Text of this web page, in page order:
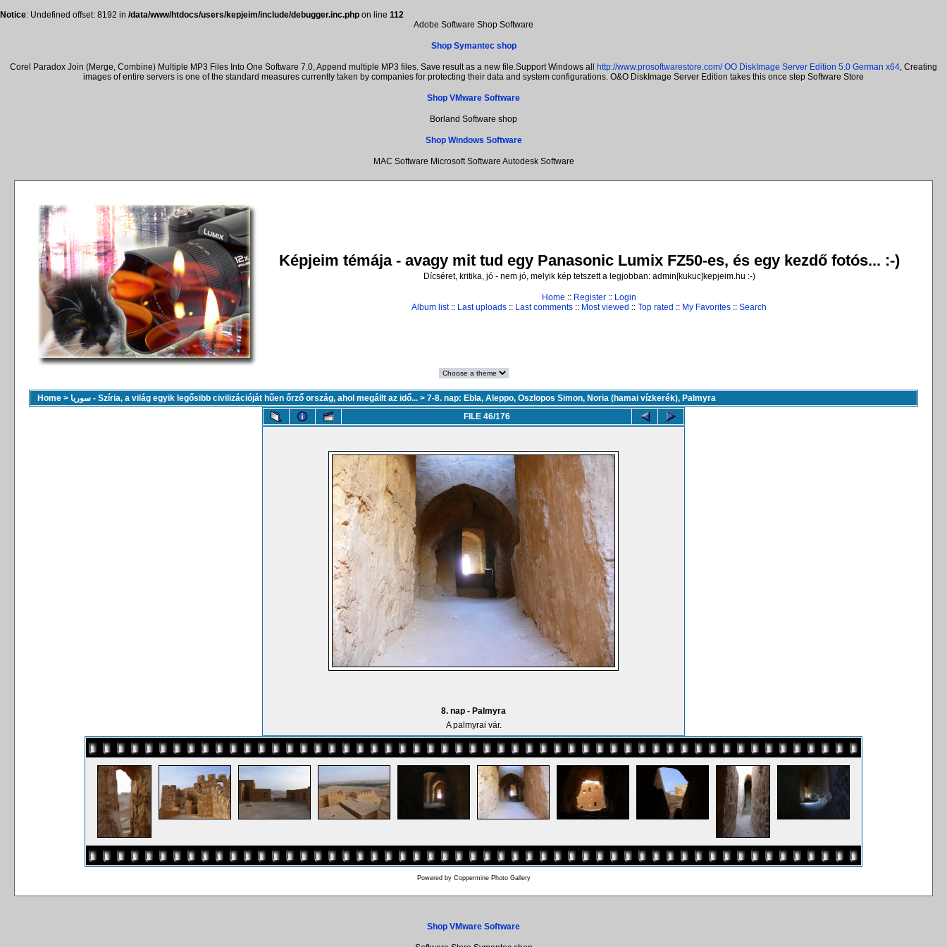
Notice: Undefined offset: 8192 in /data/www/htdocs/users/kepjeim/include/debugger.inc.php on line 112
Adobe Software Shop Software
Shop Symantec shop
Corel Paradox Join (Merge, Combine) Multiple MP3 Files Into One Software 7.0, Append multiple MP3 files. Save result as a new file.Support Windows all http://www.prosoftwarestore.com/ OO DiskImage Server Edition 5.0 German x64, Creating
images of entire servers is one of the standard measures currently taken by companies for protecting their data and system configurations. O&O DiskImage Server Edition takes this once step Software Store
Shop VMware Software
Borland Software shop
Shop Windows Software
MAC Software Microsoft Software Autodesk Software
Képjeim témája - avagy mit tud egy Panasonic Lumix FZ50-es, és egy kezdő fotós... :-)
Dícséret, kritika, jó - nem jó, melyik kép tetszett a legjobban: admin[kukuc]kepjeim.hu :-)
Home :: Register :: Login
Album list:: Last uploads :: Last comments :: Most viewed :: Top rated :: My Favorites :: Search
Home > سوريا - Szíria, a világ egyik legősibb civilizációját hűen őrző ország, ahol megállt az idő... > 7-8. nap: Ebla, Aleppo, Oszlopos Simon, Noria (hamai vízkerék), Palmyra
FILE 46/176
8. nap - Palmyra
A palmyrai vár.
Powered by Coppermine Photo Gallery
Shop VMware Software